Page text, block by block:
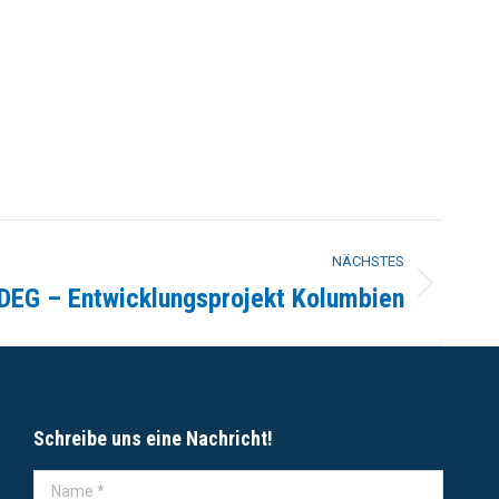
NÄCHSTES
– Entwicklungsprojekt Kolumbien
Schreibe uns eine Nachricht!
Name *